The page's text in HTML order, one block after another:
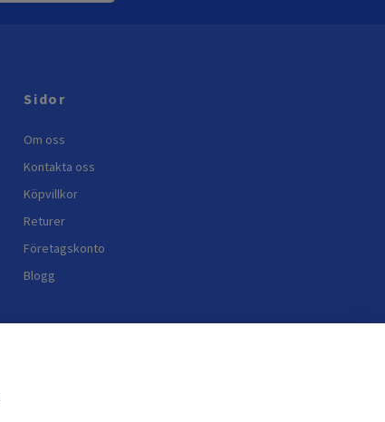
Sidor
Om oss
Kontakta oss
Köpvillkor
Returer
Företagskonto
Blogg